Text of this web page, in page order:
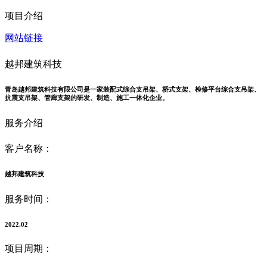
项目介绍
网站链接
越邦建筑科技
青岛越邦建筑科技有限公司是一家装配式综合支吊架、桥式支架、检修平台综合支吊架、
抗震支吊架、管廊支架的研发、制造、施工一体化企业。
服务介绍
客户名称：
越邦建筑科技
服务时间：
2022.02
项目周期：